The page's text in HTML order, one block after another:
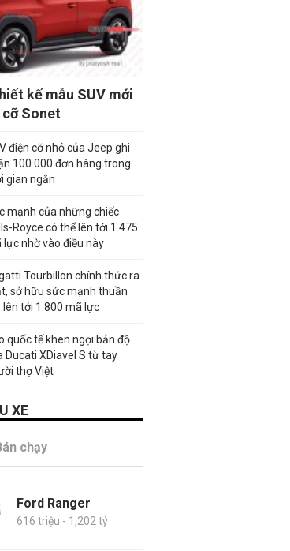
kế mẫu SUV mới
cỡ Sonet
điện cỡ nhỏ của Jeep ghi
100.000 đơn hàng trong
gian ngắn
mạnh của những chiếc
Royce có thể lên tới 1.475
lực nhờ vào điều này
Tourbillon chính thức ra
sở hữu sức mạnh thuần
lên tới 1.800 mã lực
quốc tế khen ngợi bản độ
Ducati XDiavel S từ tay
thợ Việt
XE
chạy
Ford Ranger
616 triệu - 1,202 tỷ